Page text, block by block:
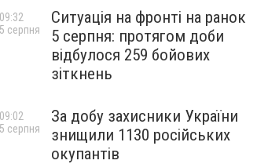
Ситуація на фронті на ранок
5 серпня: протягом доби
відбулося 259 бойових
зіткнень
09:32
5 серпня
За добу захисники України
знищили 1130 російських
окупантів
09:02
5 серпня